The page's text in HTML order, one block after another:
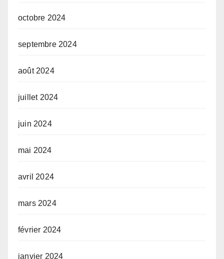
octobre 2024
septembre 2024
août 2024
juillet 2024
juin 2024
mai 2024
avril 2024
mars 2024
février 2024
janvier 2024